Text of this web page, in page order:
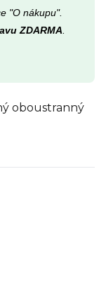
"O nákupu".
ZDARMA
oboustranný